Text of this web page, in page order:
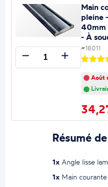
Main
pleine
40mm
- À
#18011
Août
Résumé
1xAngle lisse
1xMain courante